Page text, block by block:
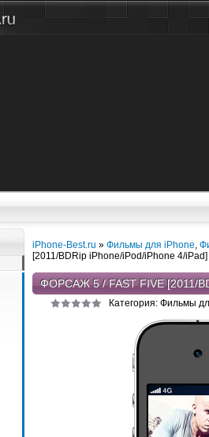
iPhone-Best.ru » Фильмы для iPhone,
[2011/BDRip iPhone/iPod/iPhone 4/iPad]
ФОРСАЖ 5 / FAST FIVE [2011/
Категория: Фильмы